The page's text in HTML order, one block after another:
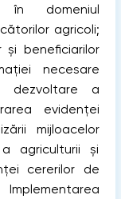
în domeniul
agricoli;
şi beneficiarilor
necesare
dezvoltare a
evidenţei
mijloacelor
agriculturii și
cererilor de